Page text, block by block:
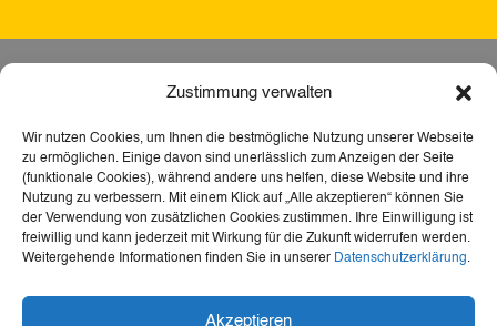
Zustimmung verwalten
Wir nutzen Cookies, um Ihnen die bestmögliche Nutzung unserer Webseite
zu ermöglichen. Einige davon sind unerlässlich zum Anzeigen der Seite
(funktionale Cookies), während andere uns helfen, diese Website und ihre
Nutzung zu verbessern. Mit einem Klick auf „Alle akzeptieren“ können Sie
der Verwendung von zusätzlichen Cookies zustimmen. Ihre Einwilligung ist
freiwillig und kann jederzeit mit Wirkung für die Zukunft widerrufen werden.
Weitergehende Informationen finden Sie in unserer Datenschutzerklärung.
Akzeptieren